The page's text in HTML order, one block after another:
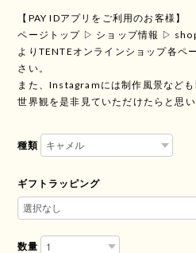
【PAY IDアプリをご利用のお客様】
ページトップ ▷ ショップ情報 ▷
よりTENTEオンラインショップ各ペ
さい。
また、Instagramには制作風景など
世界観を是非見ていただけたらと思い
種類
ギフトラッピング
数量